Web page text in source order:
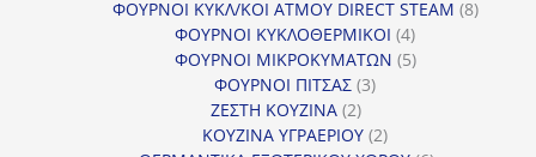
προϊόντα
ΦΟΥΡΝΟΙ ΚΥΚΛ/ΚΟΙ ΑΤΜΟΥ DIRECT STEAM 88
ΦΟΥΡΝΟΙ ΚΥΚΛΟΘΕΡΜΙΚΟΙ 44
προϊόντα
ΦΟΥΡΝΟΙ ΜΙΚΡΟΚΥΜΑΤΩΝ 55
ΦΟΥΡΝΟΙ ΠΙΤΣΑΣ 33
ΖΕΣΤΗ ΚΟΥΖΙΝΑ 22
προϊόντα
ΚΟΥΖΙΝΑ ΥΓΡΑΕΡΙΟΥ 22